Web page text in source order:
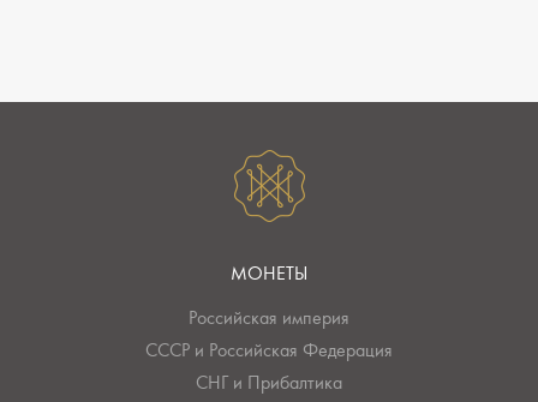
МОНЕТЫ
Российская империя
СССР и Российская Федерация
СНГ и Прибалтика